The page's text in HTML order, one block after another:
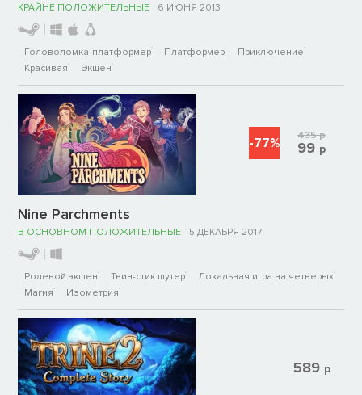
КРАЙНЕ ПОЛОЖИТЕЛЬНЫЕ 6 ИЮНЯ 2013
Головоломка-платформер Платформер
Приключение
Красивая
Экшен
Nine Parchments
В ОСНОВНОМ ПОЛОЖИТЕЛЬНЫЕ 5 ДЕКАБРЯ 2017
Ролевой экшен Твин-стик шутер
Локальная игра на четверых
Магия
Изометрия
-77% 435р
99 р
589 р